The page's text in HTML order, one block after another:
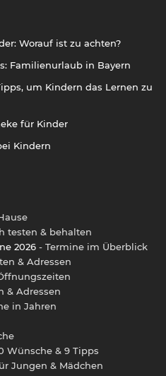
Worauf ist zu achten?
Familienurlaub in Bayern
um Kindern das Lernen zu
für Kinder
Kindern
testen & behalten
2026 - Termine im Überblick
& Adressen
& Adressen
in Jahren
Wünsche & 9 Tipps
Jungen & Mädchen